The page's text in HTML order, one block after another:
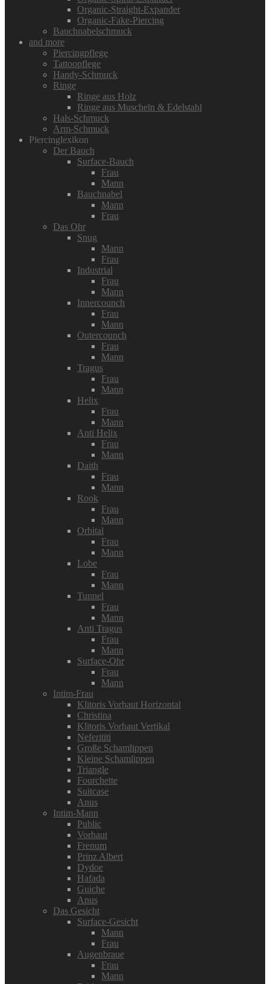
Organic-Straight-Expander
Organic-Fake-Piercing
Bauchnabelschmuck
and more
Piercingpflege
Tattoopflege
Handy-Schmuck
Ringe
Ringe aus Holz
Ringe aus Muscheln & Edelstahl
Hals-Schmuck
Arm-Schmuck
Piercinglexikon
Der Bauch
Surface-Bauch
Frau
Mann
Bauchnabel
Mann
Frau
Das Ohr
Snug
Mann
Frau
Industrial
Frau
Mann
Innercounch
Frau
Mann
Outercounch
Frau
Mann
Tragus
Frau
Mann
Helix
Frau
Mann
Anti Helix
Frau
Mann
Daith
Frau
Mann
Rook
Frau
Mann
Orbital
Frau
Mann
Lobe
Frau
Mann
Tunnel
Frau
Mann
Anti Tragus
Frau
Mann
Surface-Ohr
Frau
Mann
Intim-Frau
Klitoris Vorhaut Horizontal
Christina
Klitoris Vorhaut Vertikal
Neferititi
Große Schamlippen
Kleine Schamlippen
Triangle
Fourchette
Suitcase
Anus
Intim-Mann
Public
Vorhaut
Frenum
Prinz Albert
Dydoe
Hafada
Guiche
Anus
Das Gesicht
Surface-Gesicht
Mann
Frau
Augenbraue
Frau
Mann